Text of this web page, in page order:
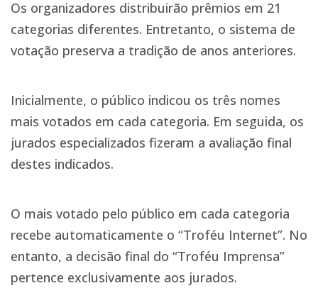
Os organizadores distribuirão prêmios em 21
categorias diferentes. Entretanto, o sistema de
votação preserva a tradição de anos anteriores.
Inicialmente, o público indicou os três nomes
mais votados em cada categoria. Em seguida, os
jurados especializados fizeram a avaliação final
destes indicados.
O mais votado pelo público em cada categoria
recebe automaticamente o “Troféu Internet”. No
entanto, a decisão final do “Troféu Imprensa”
pertence exclusivamente aos jurados.